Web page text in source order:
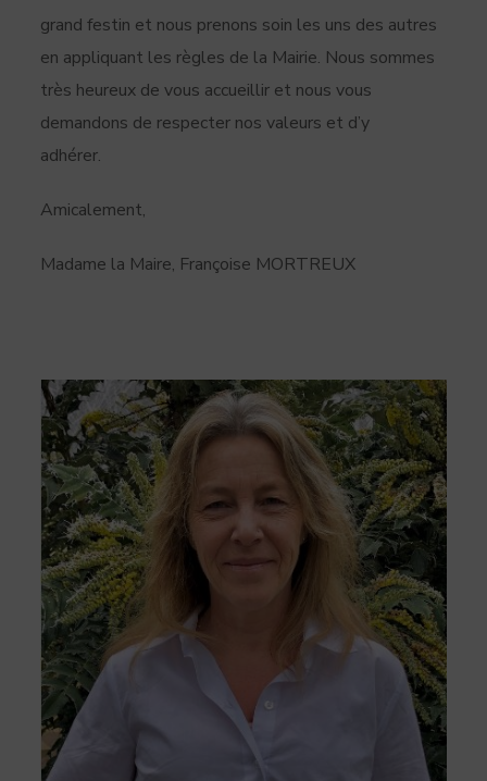
grand festin et nous prenons soin les uns des autres
en appliquant les règles de la Mairie. Nous sommes
très heureux de vous accueillir et nous vous
demandons de respecter nos valeurs et d’y
adhérer.
Amicalement,
Madame la Maire, Françoise MORTREUX